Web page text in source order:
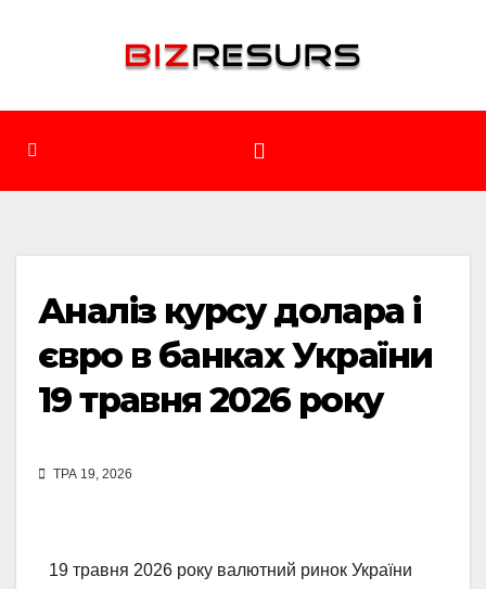
Аналіз курсу долара і
євро в банках України
19 травня 2026 року
ТРА 19, 2026
19 травня 2026 року валютний ринок України